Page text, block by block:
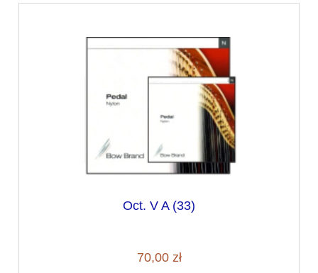
Oct. V A (33)
70,00 zł